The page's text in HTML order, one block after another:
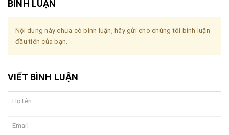
BÌNH LUẬN
Nội dung này chưa có bình luận, hãy gửi cho chúng tôi bình luận
đầu tiên của bạn.
VIẾT BÌNH LUẬN